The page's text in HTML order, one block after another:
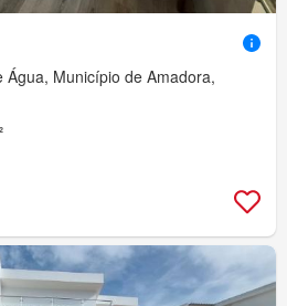
Água, Município de Amadora,